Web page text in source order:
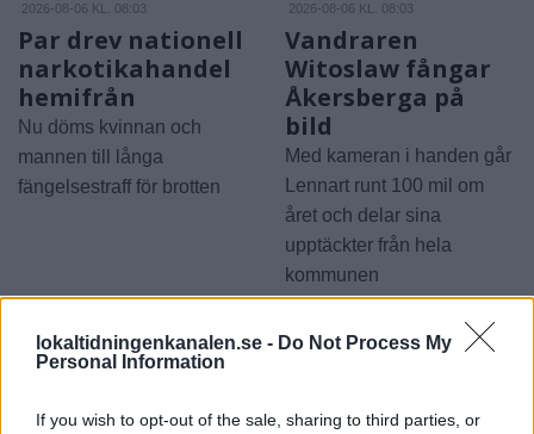
lokaltidningenkanalen.se - Do Not Process My
Personal Information
If you wish to opt-out of the sale, sharing to third parties, or
2026-08-06 KL. 08:03
Par drev nationell
narkotikahandel
hemifrån
Nu döms kvinnan och
mannen till långa
fängelsestraff för brotten
2026-08-06 KL. 08:03
Vandraren
Witoslaw fångar
Åkersberga på
bild
Med kameran i handen går
Lennart runt 100 mil om
året och delar sina
upptäckter från hela
kommunen